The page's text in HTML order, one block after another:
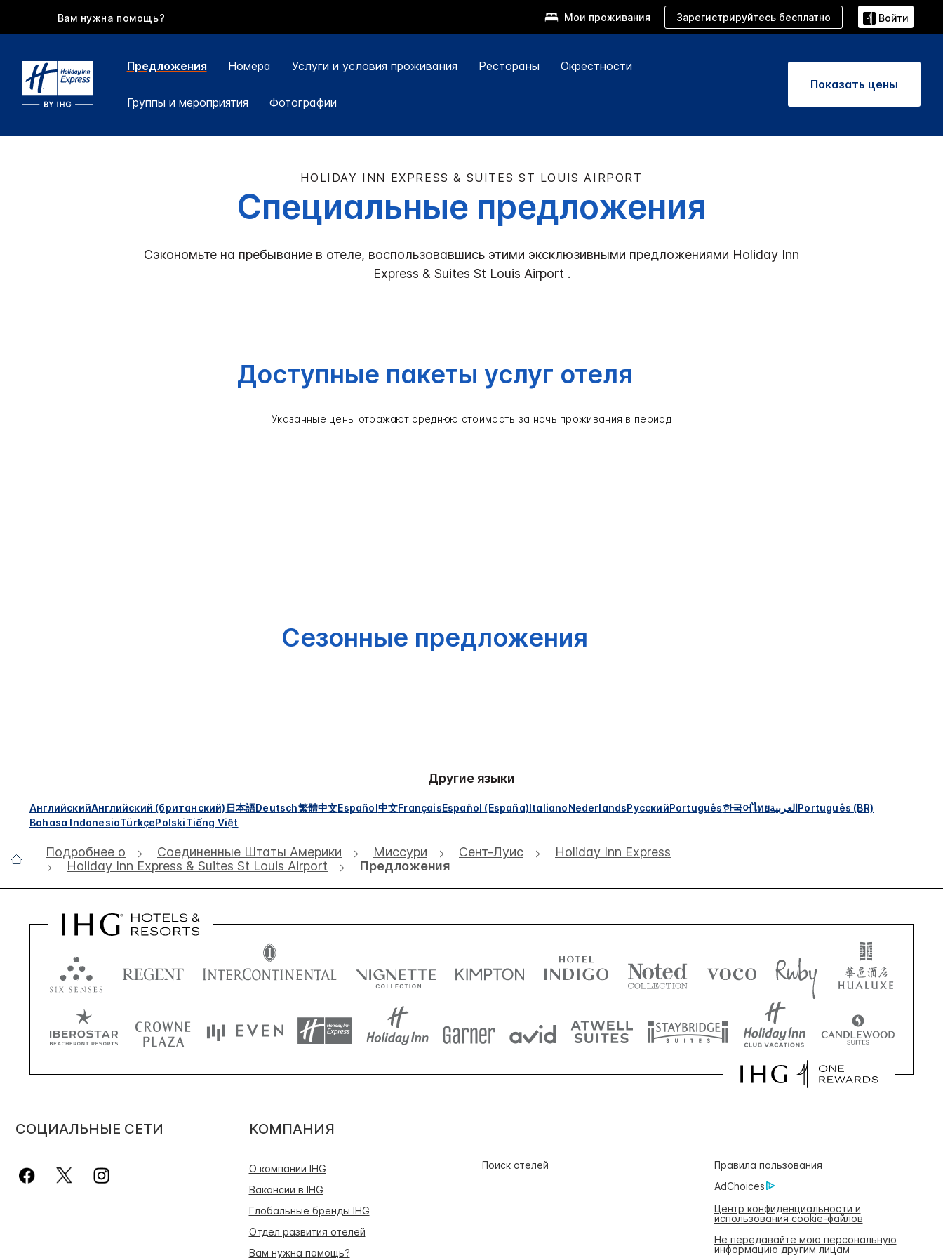
Вам нужна помощь? Мои проживания Зарегистрируйтесь бесплатно Войти
Предложения Номера Услуги и условия проживания Рестораны Окрестности
Группы и мероприятия Фотографии
Показать цены
HOLIDAY INN EXPRESS & SUITES ST LOUIS AIRPORT
Специальные предложения
Сэкономьте на пребывание в отеле, воспользовавшись этими эксклюзивными предложениями Holiday Inn
Express & Suites St Louis Airport .
Доступные пакеты услуг отеля
Указанные цены отражают среднюю стоимость за ночь проживания в период
Сезонные предложения
Другие языки
АнглийскийАнглийский (британский) 日本語Deutsch繁體中文Español中文FrançaisEspañol (España)ItalianoNederlandsРусскийPortuguês한국어ไทยالعربيةPortuguês (BR)
Bahasa IndonesiaTürkçePolskiTiếng Việt
Подробнее о Соединенные Штаты Америки Миссури Сент-Луис
Holiday Inn Express
Holiday Inn Express & Suites St Louis Airport
Предложения
СОЦИАЛЬНЫЕ СЕТИ КОМПАНИЯ
О компании IHG
Вакансии в IHG
Глобальные бренды IHG
Отдел развития отелей
Вам нужна помощь?
Поиск отелей
Правила пользования
AdChoices
Центр конфиденциальности и
использования cookie-файлов
Не передавайте мою персональную
информацию другим лицам